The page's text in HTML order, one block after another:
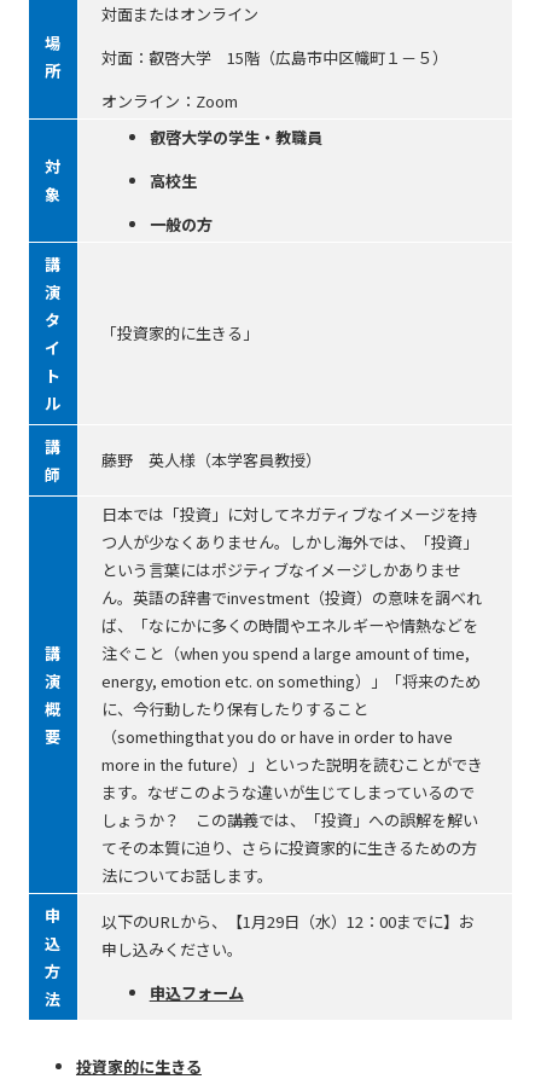
場
所
対面またはオンライン
対面：叡啓大学 15階（広島市中区幟町１－５）
オンライン：Zoom
対
象
叡啓大学の学生・教職員
高校生
一般の方
講
演
タ
イ
ト
ル
「投資家的に生きる」
講
師
藤野 英人様（本学客員教授）
講
演
概
要
日本では「投資」に対してネガティブなイメージを持
つ人が少なくありません。しかし海外では、「投資」
という言葉にはポジティブなイメージしかありませ
ん。英語の辞書でinvestment（投資）の意味を調べれ
ば、「なにかに多くの時間やエネルギーや情熱などを
注ぐこと（when you spend a large amount of time,
energy, emotion etc. on something）」「将来のため
に、今行動したり保有したりすること
（somethingthat you do or have in order to have
more in the future）」といった説明を読むことができ
ます。なぜこのような違いが生じてしまっているので
しょうか？ この講義では、「投資」への誤解を解い
てその本質に迫り、さらに投資家的に生きるための方
法についてお話します。
申
込
方
法
以下のURLから、【1月29日（水）12：00までに】お
申し込みください。
申込フォーム
投資家的に生きる